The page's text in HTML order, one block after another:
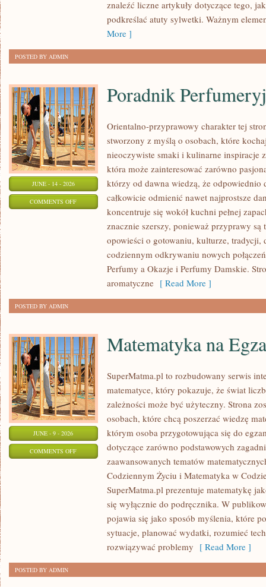
znaleźć liczne artykuły dotyczące tego,
podkreślać atuty sylwetki. Ważnym
More ]
POSTED BY ADMIN
JUNE - 14 - 2026
COMMENTS OFFON
PERFUMERYJNY
Poradnik
Orientalno-przyprawowy charakter tej
stworzony z myślą o osobach, które
nieoczywiste smaki i kulinarne inspiracje
która może zainteresować zarówno
którzy od dawna wiedzą, że odpowiednio
całkowicie odmienić nawet najprostsze
koncentruje się wokół kuchni pełnej
znacznie szerszy, ponieważ przyprawy
opowieści o gotowaniu, kulturze, tradycji,
codziennym odkrywaniu nowych
Perfumy a Okazje i Perfumy Damskie.
aromatyczne [ Read More ]
POSTED BY ADMIN
JUNE - 9 - 2026
COMMENTS OFFON
MATEMATYKA
EGZAMINIE
Matematyka na
SuperMatma.pl to rozbudowany serwis
matematyce, który pokazuje, że świat
zależności może być użyteczny. Strona
osobach, które chcą poszerzać wiedzę
którym osoba przygotowująca się do
dotyczące zarówno podstawowych
zaawansowanych tematów
Codziennym Życiu i Matematyka w
SuperMatma.pl prezentuje matematykę
się wyłącznie do podręcznika. W
pojawia się jako sposób myślenia, które
sytuacje, planować wydatki, rozumieć
rozwiązywać problemy [ Read More ]
POSTED BY ADMIN